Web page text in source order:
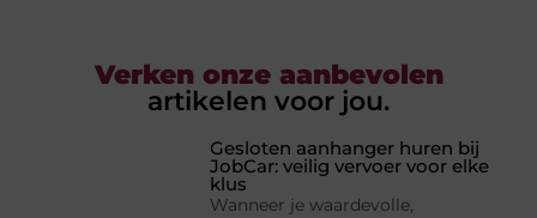
Verken onze aanbevolen
artikelen voor jou.
Gesloten aanhanger huren bij
JobCar: veilig vervoer voor elke
klus
Wanneer je waardevolle,